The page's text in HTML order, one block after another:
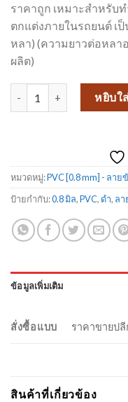
ราคาถูก เหมาะสำหรับ
ตกแต่งภายในรถยนต์ เ
หลา) (ความยาวต่อหลา
ผลิต)
จำนวน PVC - ลายข้าวหล
หยิบใ
หมวดหมู่:PVC [0.8 mm] - ลา
ป้ายกำกับ:0.8 มิล,PVC, ดำ, ลา
ข้อมูลเพิ่มเติม
สั่งซื้อแบบ ราคาขายปลี
สินค้าที่เกี่ยวข้อง